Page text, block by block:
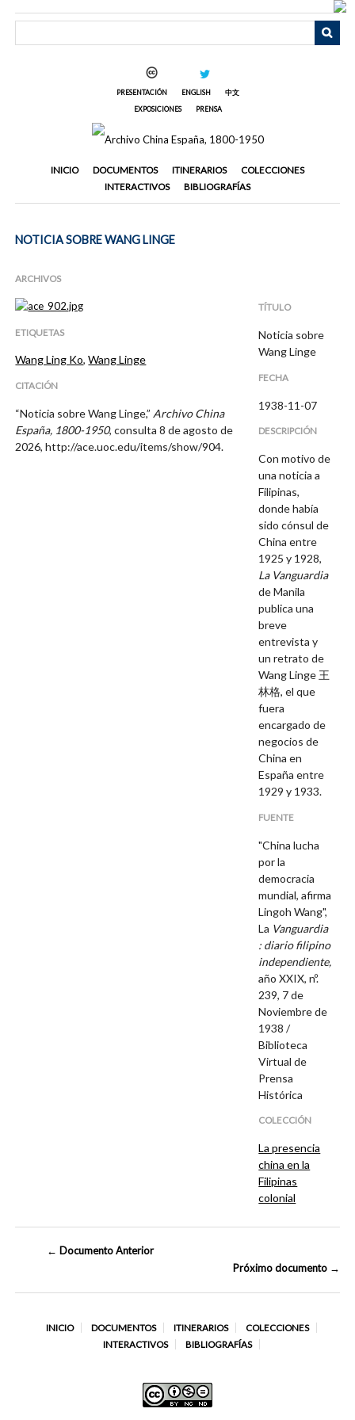
PRESENTACIÓN ENGLISH
中文
EXPOSICIONES
PRENSA
INICIO DOCUMENTOS ITINERARIOS
COLECCIONES
INTERACTIVOS
BIBLIOGRAFÍAS
NOTICIA SOBRE WANG LINGE
ARCHIVOS
ETIQUETAS
Wang Ling Ko,Wang Linge
CITACIÓN
“Noticia sobre Wang Linge,” Archivo China
España, 1800-1950, consulta 8 de agosto de
2026,http://ace.uoc.edu/items/show/904.
TÍTULO
Noticia sobre
Wang Linge
FECHA
1938-11-07
DESCRIPCIÓN
Con motivo de
una noticia a
Filipinas,
donde había
sido cónsul de
China entre
1925 y 1928,
La Vanguardia
de Manila
publica una
breve
entrevista y
un retrato de
Wang Linge 王
林格, el que
fuera
encargado de
negocios de
China en
España entre
1929 y 1933.
FUENTE
"China lucha
por la
democracia
mundial, afirma
Lingoh Wang",
La Vanguardia
: diario filipino
independiente,
año XXIX, nº.
239, 7 de
Noviembre de
1938 /
Biblioteca
Virtual de
Prensa
Histórica
COLECCIÓN
La presencia
china en la
Filipinas
colonial
← Documento Anterior
Próximo documento →
INICIO DOCUMENTOS ITINERARIOS
COLECCIONES
INTERACTIVOS
BIBLIOGRAFÍAS